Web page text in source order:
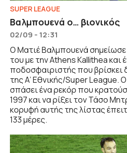
SUPER LEAGUE
Βαλμπουενά ο… βιονικός
02/09 - 12:31
Ο Ματιέ Βαλμπουενά
του με την Athens Kallithea και
ποδοσφαιριστής που βρίσκει
της Α’ Εθνικής/Super League.
σπάσει ένα ρεκόρ που
1997 και να ρίξει τον Τάσο
κορυφή αυτής της λίστας
133 μέρες.